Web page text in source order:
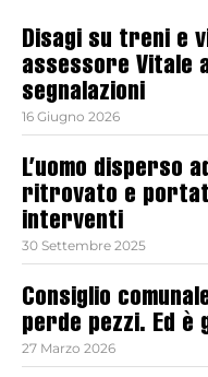
Disagi su treni e
assessore Vitale
segnalazioni
16 Giugno 2026
L’uomo disperso
ritrovato e
interventi
30 Settembre 2025
Consiglio
perde pezzi. Ed è
27 Marzo 2026